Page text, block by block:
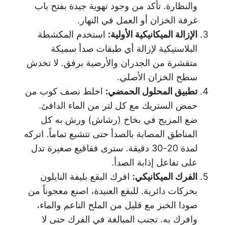
والنظارة. تأكد من وجود تهوية جيدة بفتح باب
غرفة الخزان أو العمل في النهار.
الإزالة الميكانيكية الأولية: استخدم المكشطة
البلاستيكية لإزالة أي طبقات صدأ سميكة
متقشرة من الجدران والأرضية برفق. لا تخدش
سطح الخزان الأصلي.
تطبيق المحلول الحمضي: اخلط نصف كوب من
حمض الستريك مع كل لتر من الماء الدافئ.
ضع المزيج في بخاخ (رشاش) ورش به كل
المناطق المصابة بالصدأ حتى تتشبع تماماً. اتركه
لمدة 20-30 دقيقة. سترى فقاقيع صغيرة تدل
على تفاعل إذابة الصدأ.
الفرك الميكانيكي: افرك البقع بليفة النايلون
بحركات دائرية. للبقع العنيدة، اصنع معجوناً من
صودا الخبز مع قليل من الملح الناعم والماء،
وافرك به. تجنب المبالغة في الفرك حتى لا